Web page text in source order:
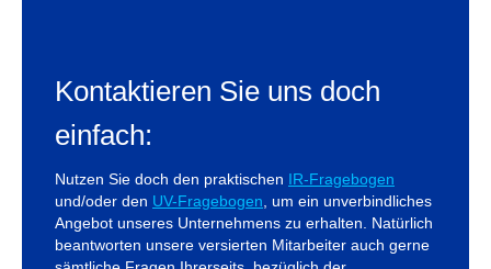
Kontaktieren Sie uns doch
einfach:
Nutzen Sie doch den praktischen IR-Fragebogen
und/oder den UV-Fragebogen , um ein unverbindliches
Angebot unseres Unternehmens zu erhalten. Natürlich
beantworten unsere versierten Mitarbeiter auch gerne